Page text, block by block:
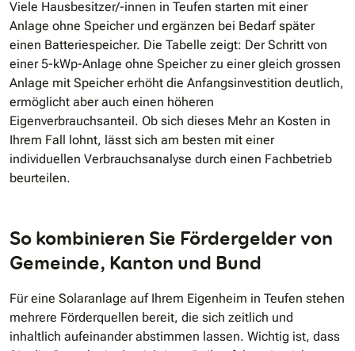
Viele Hausbesitzer/-innen in Teufen starten mit einer
Anlage ohne Speicher und ergänzen bei Bedarf später
einen Batteriespeicher. Die Tabelle zeigt: Der Schritt von
einer 5-kWp-Anlage ohne Speicher zu einer gleich grossen
Anlage mit Speicher erhöht die Anfangsinvestition deutlich,
ermöglicht aber auch einen höheren
Eigenverbrauchsanteil. Ob sich dieses Mehr an Kosten in
Ihrem Fall lohnt, lässt sich am besten mit einer
individuellen Verbrauchsanalyse durch einen Fachbetrieb
beurteilen.
So kombinieren Sie Fördergelder von
Gemeinde, Kanton und Bund
Für eine Solaranlage auf Ihrem Eigenheim in Teufen stehen
mehrere Förderquellen bereit, die sich zeitlich und
inhaltlich aufeinander abstimmen lassen. Wichtig ist, dass